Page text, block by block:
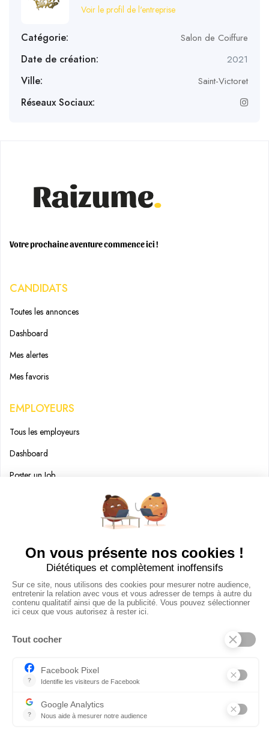
Voir le profil de l'entreprise
Catégorie: Salon de Coiffure
Date de création: 2021
Ville: Saint-Victoret
Réseaux Sociaux:
Votre prochaine aventure commence ici !
CANDIDATS
Toutes les annonces
Dashboard
Mes alertes
Mes favoris
EMPLOYEURS
Tous les employeurs
Dashboard
Poster un Job
Ajouter mon salon
CGU
Conditions Générales de Vente